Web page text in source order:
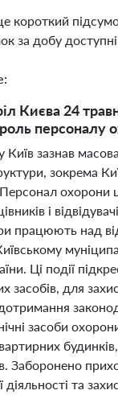
короткий
за добу
Києва 24
персоналу
Київ зазнав
зокрема
охорони
і
працюють над
Ці події
засобів, для
засоби
Заборонено
та